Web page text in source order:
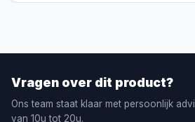
Vragen over dit product?
Ons team staat klaar met persoonlijk
van 10u tot 20u.